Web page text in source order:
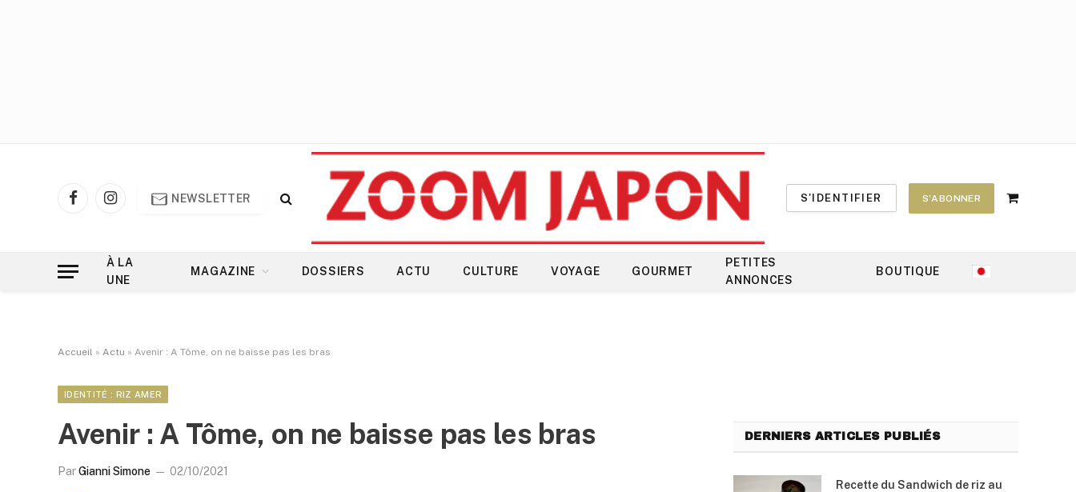
FacebookInstagram
NEWSLETTER S'IDENTIFIER S'ABONNER
Shopping
À LA
UNE
MAGAZINE DOSSIERS ACTU CULTURE VOYAGE GOURMET
PETITES
ANNONCES
BOUTIQUE
Accueil » Actu » Avenir : A Tôme, on ne baisse pas les bras
IDENTITÉ : RIZ AMER
Avenir : A Tôme, on ne baisse pas les bras
ParGianni Simone 02/10/2021
DERNIERS ARTICLES PUBLIÉS
Recette du Sandwich de riz au